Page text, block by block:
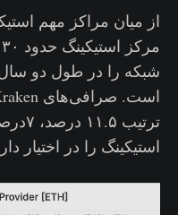
شبکه را در طول دو
استیکینگ را در اختیار